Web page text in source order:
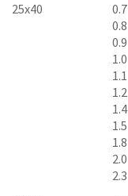
25x40
0.7
0.8
0.9
1.0
1.1
1.2
1.4
1.5
1.8
2.0
2.3